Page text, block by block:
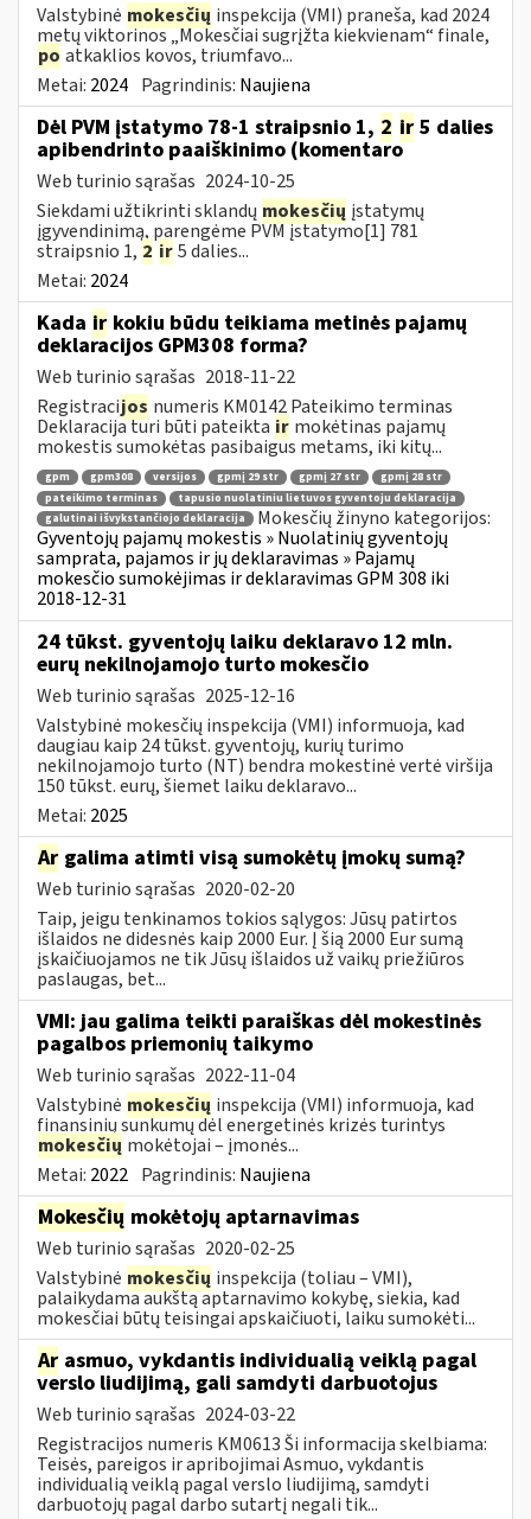
Valstybinė mokesčių inspekcija (VMI) praneša, kad 2024
metų viktorinos „Mokesčiai sugrįžta kiekvienam“ finale,
po atkaklios kovos, triumfavo...
Metai: 2024 Pagrindinis: Naujiena
Dėl PVM įstatymo 78-1 straipsnio 1, 2 ir 5 dalies
apibendrinto paaiškinimo (komentaro
Web turinio sąrašas 2024-10-25
Siekdami užtikrinti sklandų mokesčių įstatymų
įgyvendinimą, parengėme PVM įstatymo[1] 781
straipsnio 1, 2 ir5 dalies...
Metai: 2024
Kada ir kokiu būdu teikiama metinės pajamų
deklaracijos GPM308 forma?
Web turinio sąrašas 2018-11-22
Registracijos numeris KM0142 Pateikimo terminas
Deklaracija turi būti pateikta ir mokėtinas pajamų
mokestis sumokėtas pasibaigus metams, iki kitų...
gpm gpm308 versijos gpmį 29 str gpmį 27 str
gpmį 28 str
pateikimo terminas
tapusio nuolatiniu lietuvos gyventoju deklaracija
galutinai išvykstančiojo deklaracija
Mokesčių žinyno kategorijos:
Gyventojų pajamų mokestis » Nuolatinių gyventojų
samprata, pajamos ir jų deklaravimas » Pajamų
mokesčio sumokėjimas ir deklaravimas GPM 308 iki
2018-12-31
24 tūkst. gyventojų laiku deklaravo 12 mln.
eurų nekilnojamojo turto mokesčio
Web turinio sąrašas 2025-12-16
Valstybinė mokesčių inspekcija (VMI) informuoja, kad
daugiau kaip 24 tūkst. gyventojų, kurių turimo
nekilnojamojo turto (NT) bendra mokestinė vertė viršija
150 tūkst. eurų, šiemet laiku deklaravo...
Metai: 2025
Ar galima atimti visą sumokėtų įmokų sumą?
Web turinio sąrašas 2020-02-20
Taip, jeigu tenkinamos tokios sąlygos: Jūsų patirtos
išlaidos ne didesnės kaip 2000 Eur. Į šią 2000 Eur sumą
įskaičiuojamos ne tik Jūsų išlaidos už vaikų priežiūros
paslaugas, bet...
VMI: jau galima teikti paraiškas dėl mokestinės
pagalbos priemonių taikymo
Web turinio sąrašas 2022-11-04
Valstybinė mokesčių inspekcija (VMI) informuoja, kad
finansinių sunkumų dėl energetinės krizės turintys
mokesčių mokėtojai – įmonės...
Metai: 2022 Pagrindinis: Naujiena
Mokesčių mokėtojų aptarnavimas
Web turinio sąrašas 2020-02-25
Valstybinė mokesčių inspekcija (toliau – VMI),
palaikydama aukštą aptarnavimo kokybę, siekia, kad
mokesčiai būtų teisingai apskaičiuoti, laiku sumokėti...
Ar asmuo, vykdantis individualią veiklą pagal
verslo liudijimą, gali samdyti darbuotojus
Web turinio sąrašas 2024-03-22
Registracijos numeris KM0613 Ši informacija skelbiama:
Teisės, pareigos ir apribojimai Asmuo, vykdantis
individualią veiklą pagal verslo liudijimą, samdyti
darbuotojų pagal darbo sutartį negali tik...